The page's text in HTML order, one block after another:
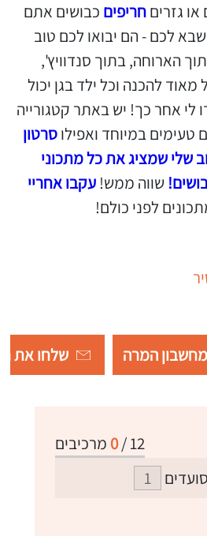
גזריםחריפים כבושים אתם
לכם - הם יבואו לכם טוב
הארוחה, בתוך סנדוויץ',
להכנה וכל ילד בגן יכול
לי אחר כך! יש באתר קטגורייה
במיוחד ואפילוסרטון
שלי שמציג את כל מתכוני
שווה ממש! עקבו אחריי
לפני כולם!
מחשבון המרה שלחו את
12
/
0 מרכיבים